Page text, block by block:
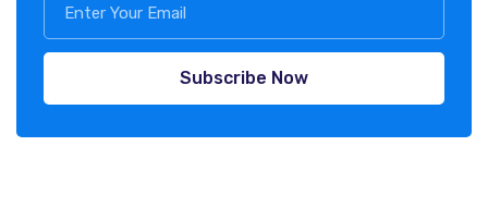
Subscribe Now